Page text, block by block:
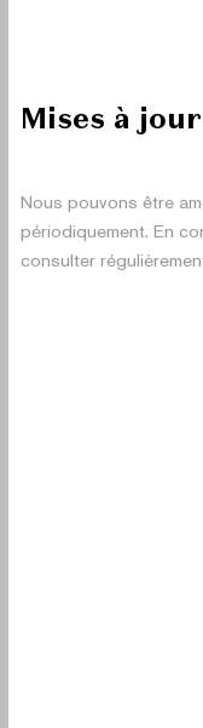
Mises à jour
Nous pouvons être
périodiquement. En
consulter